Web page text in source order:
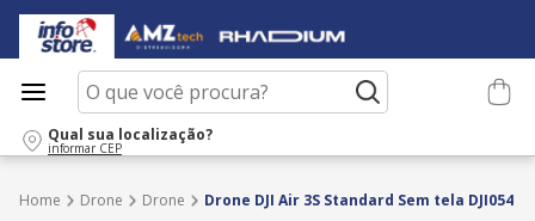
O que você procura?
Qual sua localização?
informar CEP
Drone Drone Drone DJI Air 3S Standard Sem tela DJI054